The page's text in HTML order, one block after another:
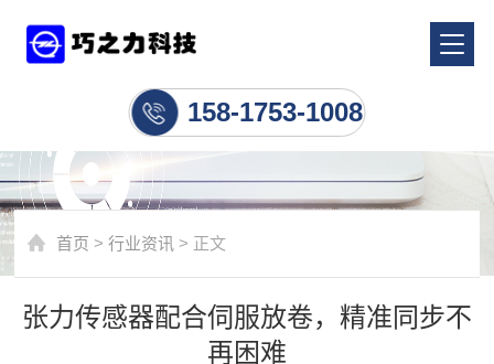
158-1753-1008
首页 >行业资讯 > 正文
张力传感器配合伺服放卷，精准同步不
再困难